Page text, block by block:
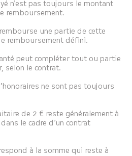
n’est pas toujours le montant
remboursement.
rembourse une partie de cette
remboursement défini.
peut compléter tout ou partie
selon le contrat.
ne sont pas toujours
de 2 € reste généralement à
le cadre d’un contrat
à la somme qui reste à